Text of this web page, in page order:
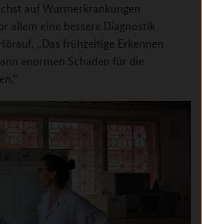
auf Wurmerkrankungen
allem eine bessere Diagnostik
„Das frühzeitige Erkennen
enormen Schaden für die